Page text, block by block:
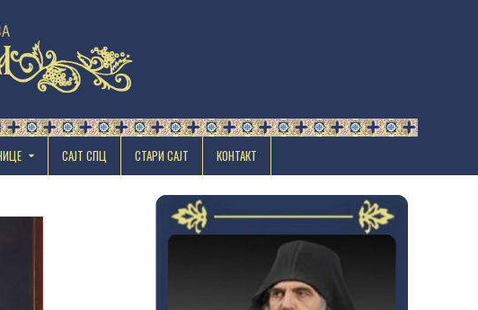
САЈТ СПЦ СТАРИ САЈТ КОНТАКТ